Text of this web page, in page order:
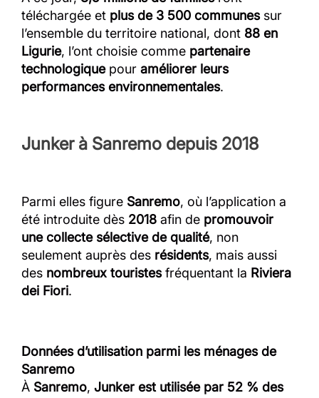
téléchargée et plus de 3 500 communessur
l’ensemble du territoire national, dont 88 en
Ligurie, l’ont choisie comme partenaire
technologiquepour améliorer leurs
performances environnementales.
Junker à Sanremo depuis 2018
Parmi elles figure Sanremo, où l’application a
été introduite dès 2018 afin de promouvoir
une collecte sélective de qualité, non
seulement auprès des résidents, mais aussi
des nombreux touristesfréquentant la Riviera
dei Fiori.
Données d’utilisation parmi les ménages de
Sanremo
À Sanremo, Junker est utilisée par 52 % des